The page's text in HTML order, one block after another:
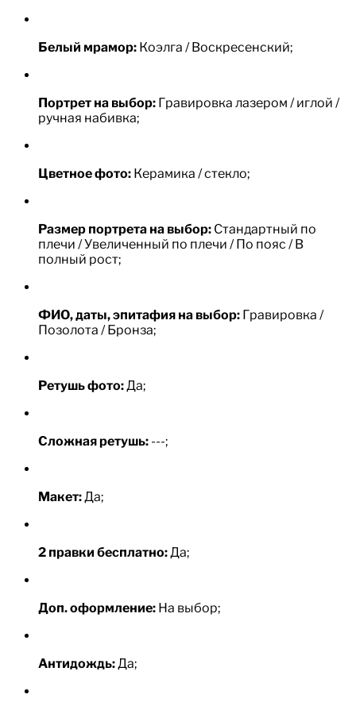
Белый мрамор: Коэлга / Воскресенский;
Портрет на выбор: Гравировка лазером / иглой /
ручная набивка;
Цветное фото: Керамика / стекло;
Размер портрета на выбор: Стандартный по
плечи / Увеличенный по плечи / По пояс / В
полный рост;
ФИО, даты, эпитафия на выбор: Гравировка /
Позолота / Бронза;
Ретушь фото:Да;
Сложная ретушь: ---;
Макет:Да;
2 правки бесплатно:Да;
Доп. оформление: На выбор;
Антидождь:Да;